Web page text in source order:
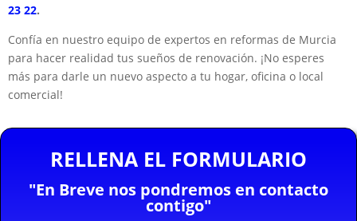
23 22.
Confía en nuestro equipo de expertos en reformas de Murcia
para hacer realidad tus sueños de renovación. ¡No esperes
más para darle un nuevo aspecto a tu hogar, oficina o local
comercial!
RELLENA EL FORMULARIO
"En Breve nos pondremos en contacto
contigo"